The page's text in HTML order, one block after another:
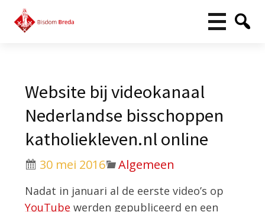
Website bij videokanaal
Nederlandse bisschoppen
katholiekleven.nl online
30 mei 2016 Algemeen
Nadat in januari al de eerste video’s op
YouTube werden gepubliceerd en een